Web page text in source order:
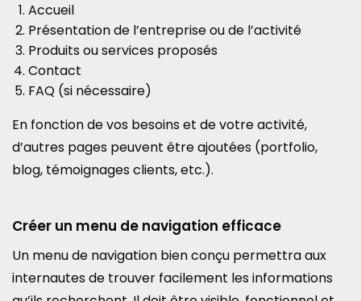
Accueil
Présentation de l’entreprise ou de l’activité
Produits ou services proposés
Contact
FAQ (si nécessaire)
En fonction de vos besoins et de votre activité,
d’autres pages peuvent être ajoutées (portfolio,
blog, témoignages clients, etc.).
Créer un menu de navigation efficace
Un menu de navigation bien conçu permettra aux
internautes de trouver facilement les informations